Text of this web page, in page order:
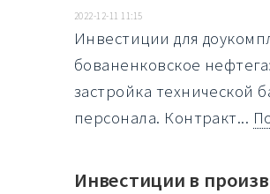
2022-12-11 11:15
Инвестиции для
бованенковское
застройка технической
персонала. Контракт...
Инвестиции в